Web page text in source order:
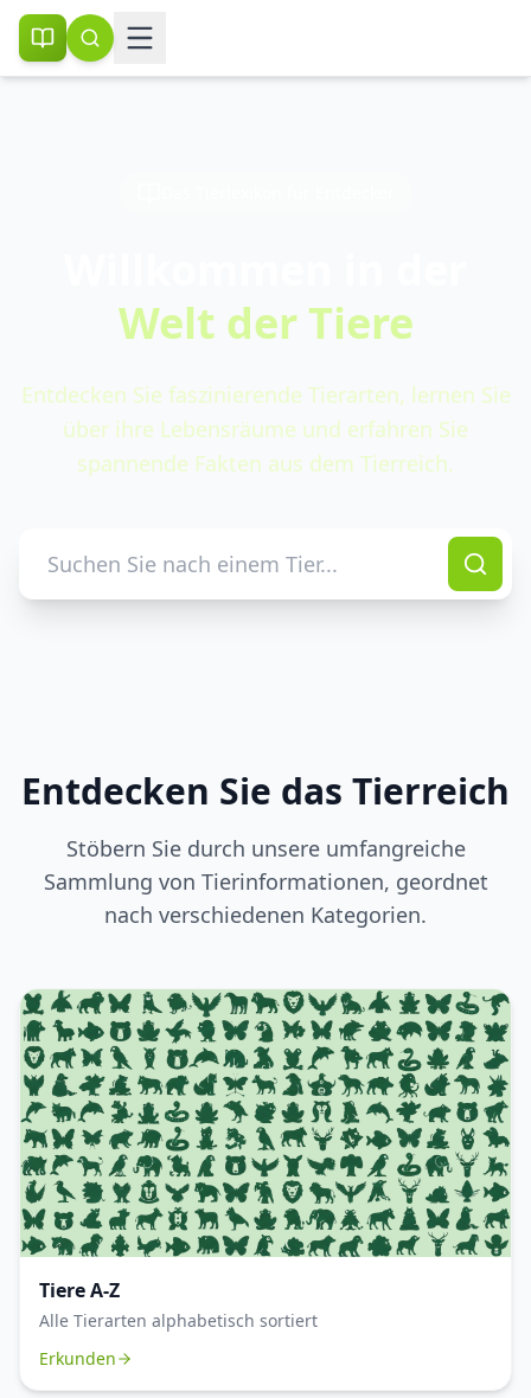
Welt der Tiere
Entdecken Sie faszinierende Tierarten, lernen Sie
über ihre Lebensräume und erfahren Sie
spannende Fakten aus dem Tierreich.
Entdecken Sie das Tierreich
Stöbern Sie durch unsere umfangreiche
Sammlung von Tierinformationen, geordnet
nach verschiedenen Kategorien.
Tiere A-Z
Alle Tierarten alphabetisch sortiert
Erkunden